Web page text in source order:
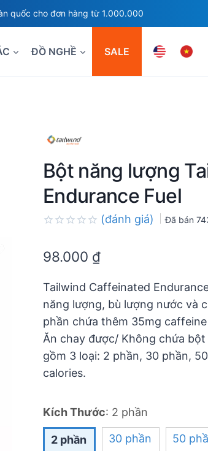
quốc cho đơn hàng từ 1.000.000
ĐỒ NGHỀ SALE
Bột năng lượng
Endurance Fuel
out
(đánh giá) Đã bán
98.000 ₫
Tailwind Caffeinated
năng lượng, bù lượng nước và
phần chứa thêm 35mg
Ăn chay được/ Không chứa
gồm 3 loại: 2 phần, 30 phần,
calories.
Kích Thước: 2 phần
2 phần 30 phần 50